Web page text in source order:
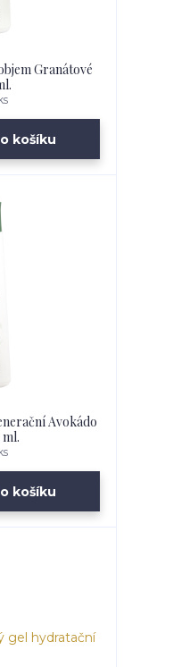
Granátové
košíku
Avokádo
košíku